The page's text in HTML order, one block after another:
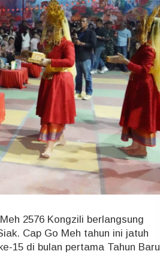
2576 Kongzili berlangsung
Cap Go Meh tahun ini jatuh
15 di bulan pertama Tahun Baru